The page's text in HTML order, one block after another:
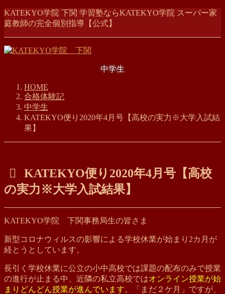
コ
ン
ン
ツ
ナ
ビ
ー
シ
KATEKYO学院 下関 学習塾ならKATEKYO学院 スーパー家
庭教師の完全個別指導【公式】
中学生
HOME
合格体験記
中学生
KATEKYO便り2020年4月号【高校の実力※大学入試結
果】
KATEKYO便り2020年4月号【高校
の実力※大学入試結果】
KATEKYO学院 下関事務局生の皆さま
新型コロナウィルスの影響による学校休業が始まり2カ月が
経とうとしています。
長引く学校休業に公立の小中高校では課題の配布のみで授業
の進行が止まる中、近隣の私立高校ではオンライン授業が始
まりどんどん授業が進んでいます。「まだ２ケ月」ですが、